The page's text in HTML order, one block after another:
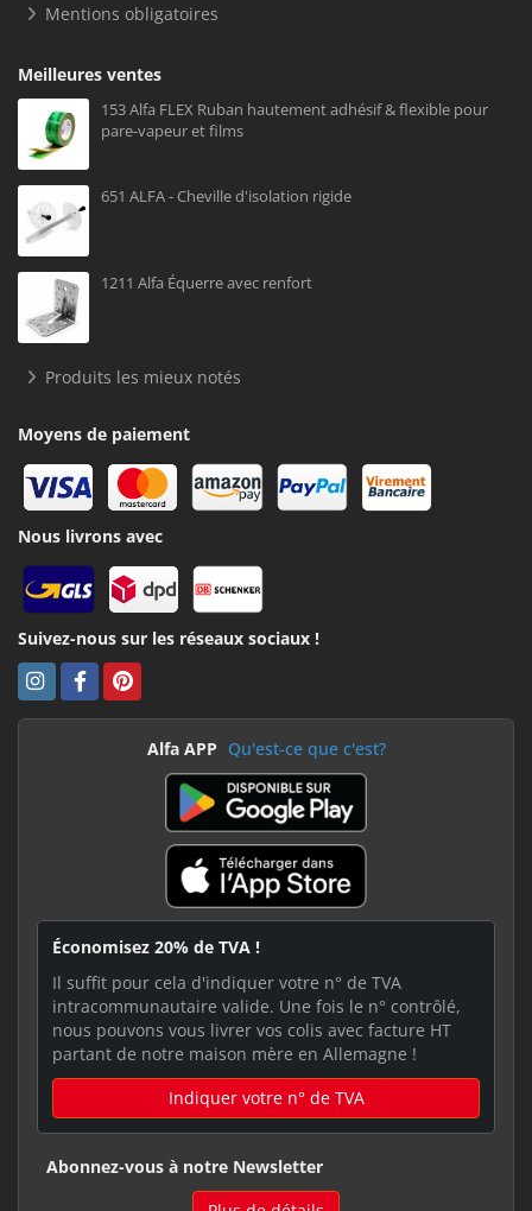
Mentions obligatoires
Meilleures ventes
153 Alfa FLEX Ruban hautement adhésif & flexible pour
pare-vapeur et films
651 ALFA - Cheville d'isolation rigide
1211 Alfa Équerre avec renfort
Produits les mieux notés
Moyens de paiement
Nous livrons avec
Suivez-nous sur les réseaux sociaux !
Alfa APP Qu'est-ce que c'est?
Économisez 20% de TVA !
Il suffit pour cela d'indiquer votre n° de TVA
intracommunautaire valide. Une fois le n° contrôlé,
nous pouvons vous livrer vos colis avec facture HT
partant de notre maison mère en Allemagne !
Indiquer votre n° de TVA
Abonnez-vous à notre Newsletter